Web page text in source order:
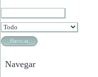
Navegar